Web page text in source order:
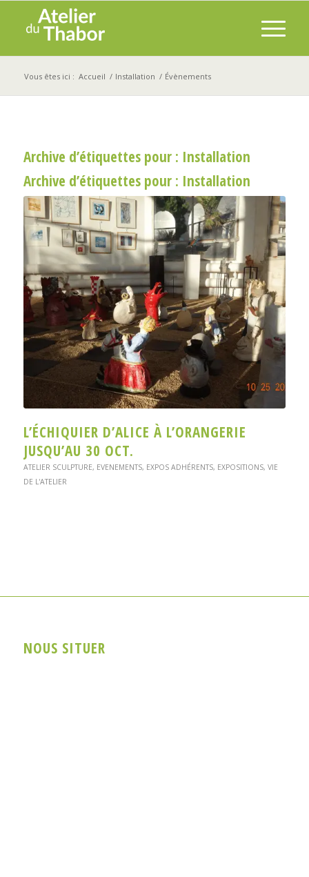
Vous êtes ici : Accueil / Installation / Évènements
Archive d’étiquettes pour : Installation
Archive d’étiquettes pour : Installation
L’ÉCHIQUIER D’ALICE À L’ORANGERIE
JUSQU’AU 30 OCT.
ATELIER SCULPTURE, EVENEMENTS, EXPOS ADHÉRENTS, EXPOSITIONS, VIE
DE L'ATELIER
NOUS SITUER